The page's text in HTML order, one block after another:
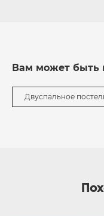
Вам может быть
Двуспальное